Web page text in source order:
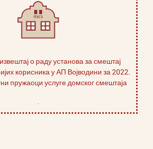
о раду установа за смештај
корисника у АП Војводини за 2022.
пружаоци услуге домског смештаја
.